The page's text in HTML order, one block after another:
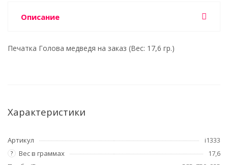
Описание
Печатка Голова медведя на заказ (Вес: 17,6 гр.)
Характеристики
Артикул i1333
? Вес в граммах
17,6